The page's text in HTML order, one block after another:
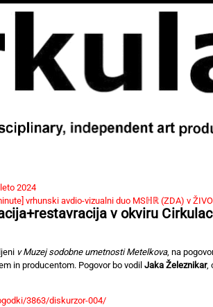
2024
vrhunski avdio-vizualni duo MSℍℝ (ZDA) v
v okviru
v Muzej sodobne umetnosti Metelkova, na
in producentom. Pogovor bo vodil Jaka Železnikar,
3863/diskurzor-004/